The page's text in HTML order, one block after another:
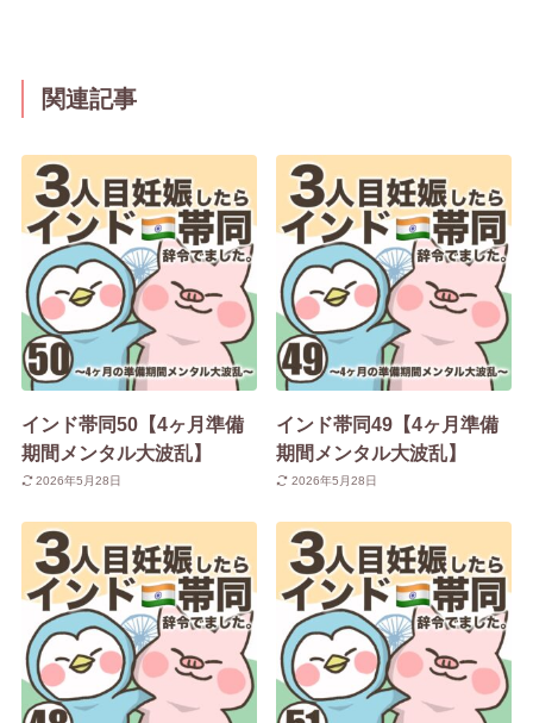
関連記事
インド帯同50【4ヶ月準備
期間メンタル大波乱】
2026年5月28日
インド帯同49【4ヶ月準備
期間メンタル大波乱】
2026年5月28日